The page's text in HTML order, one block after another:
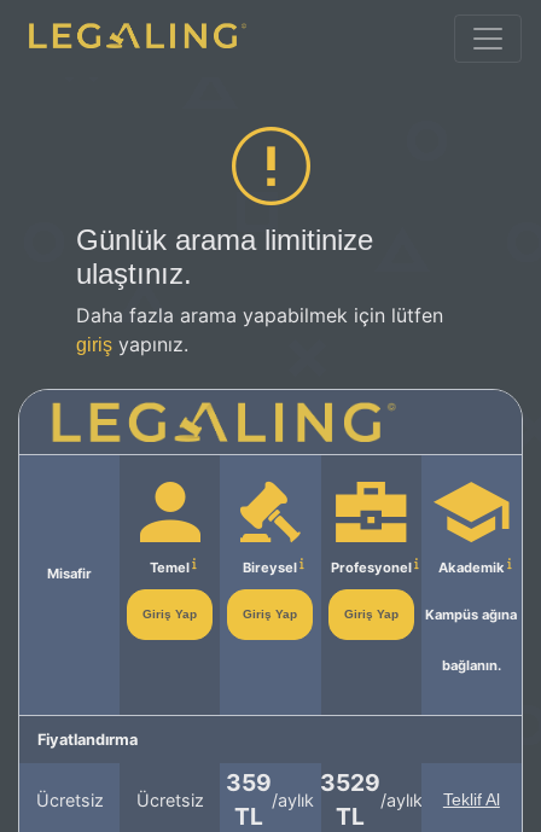
Günlük arama limitinize
ulaştınız.
Daha fazla arama yapabilmek için lütfen
giriş yapınız.
Misafir Temel
Giriş Yap
Bireysel
Giriş Yap
Profesyonel
Giriş Yap
Akademik
Kampüs ağına
bağlanın.
Fiyatlandırma
Ücretsiz Ücretsiz
359
TL
/aylık
3529
TL
/aylık Teklif Al